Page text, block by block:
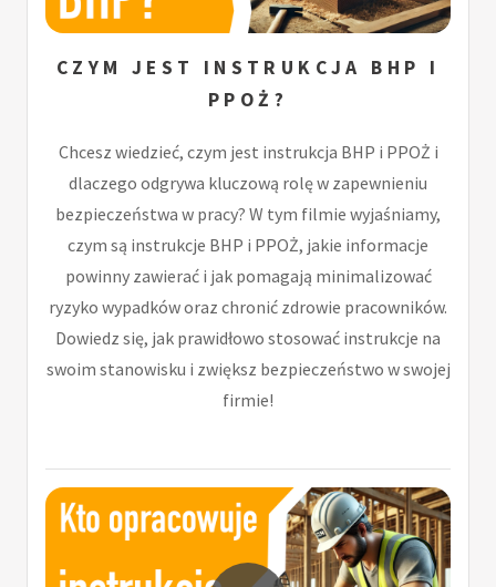
CZYM JEST INSTRUKCJA BHP I
PPOŻ?
Chcesz wiedzieć, czym jest instrukcja BHP i PPOŻ i
dlaczego odgrywa kluczową rolę w zapewnieniu
bezpieczeństwa w pracy? W tym filmie wyjaśniamy,
czym są instrukcje BHP i PPOŻ, jakie informacje
powinny zawierać i jak pomagają minimalizować
ryzyko wypadków oraz chronić zdrowie pracowników.
Dowiedz się, jak prawidłowo stosować instrukcje na
swoim stanowisku i zwiększ bezpieczeństwo w swojej
firmie!